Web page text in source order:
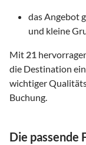
das Angebot
und kleine
Mit 21
die Destination
wichtiger
Buchung.
Die passende